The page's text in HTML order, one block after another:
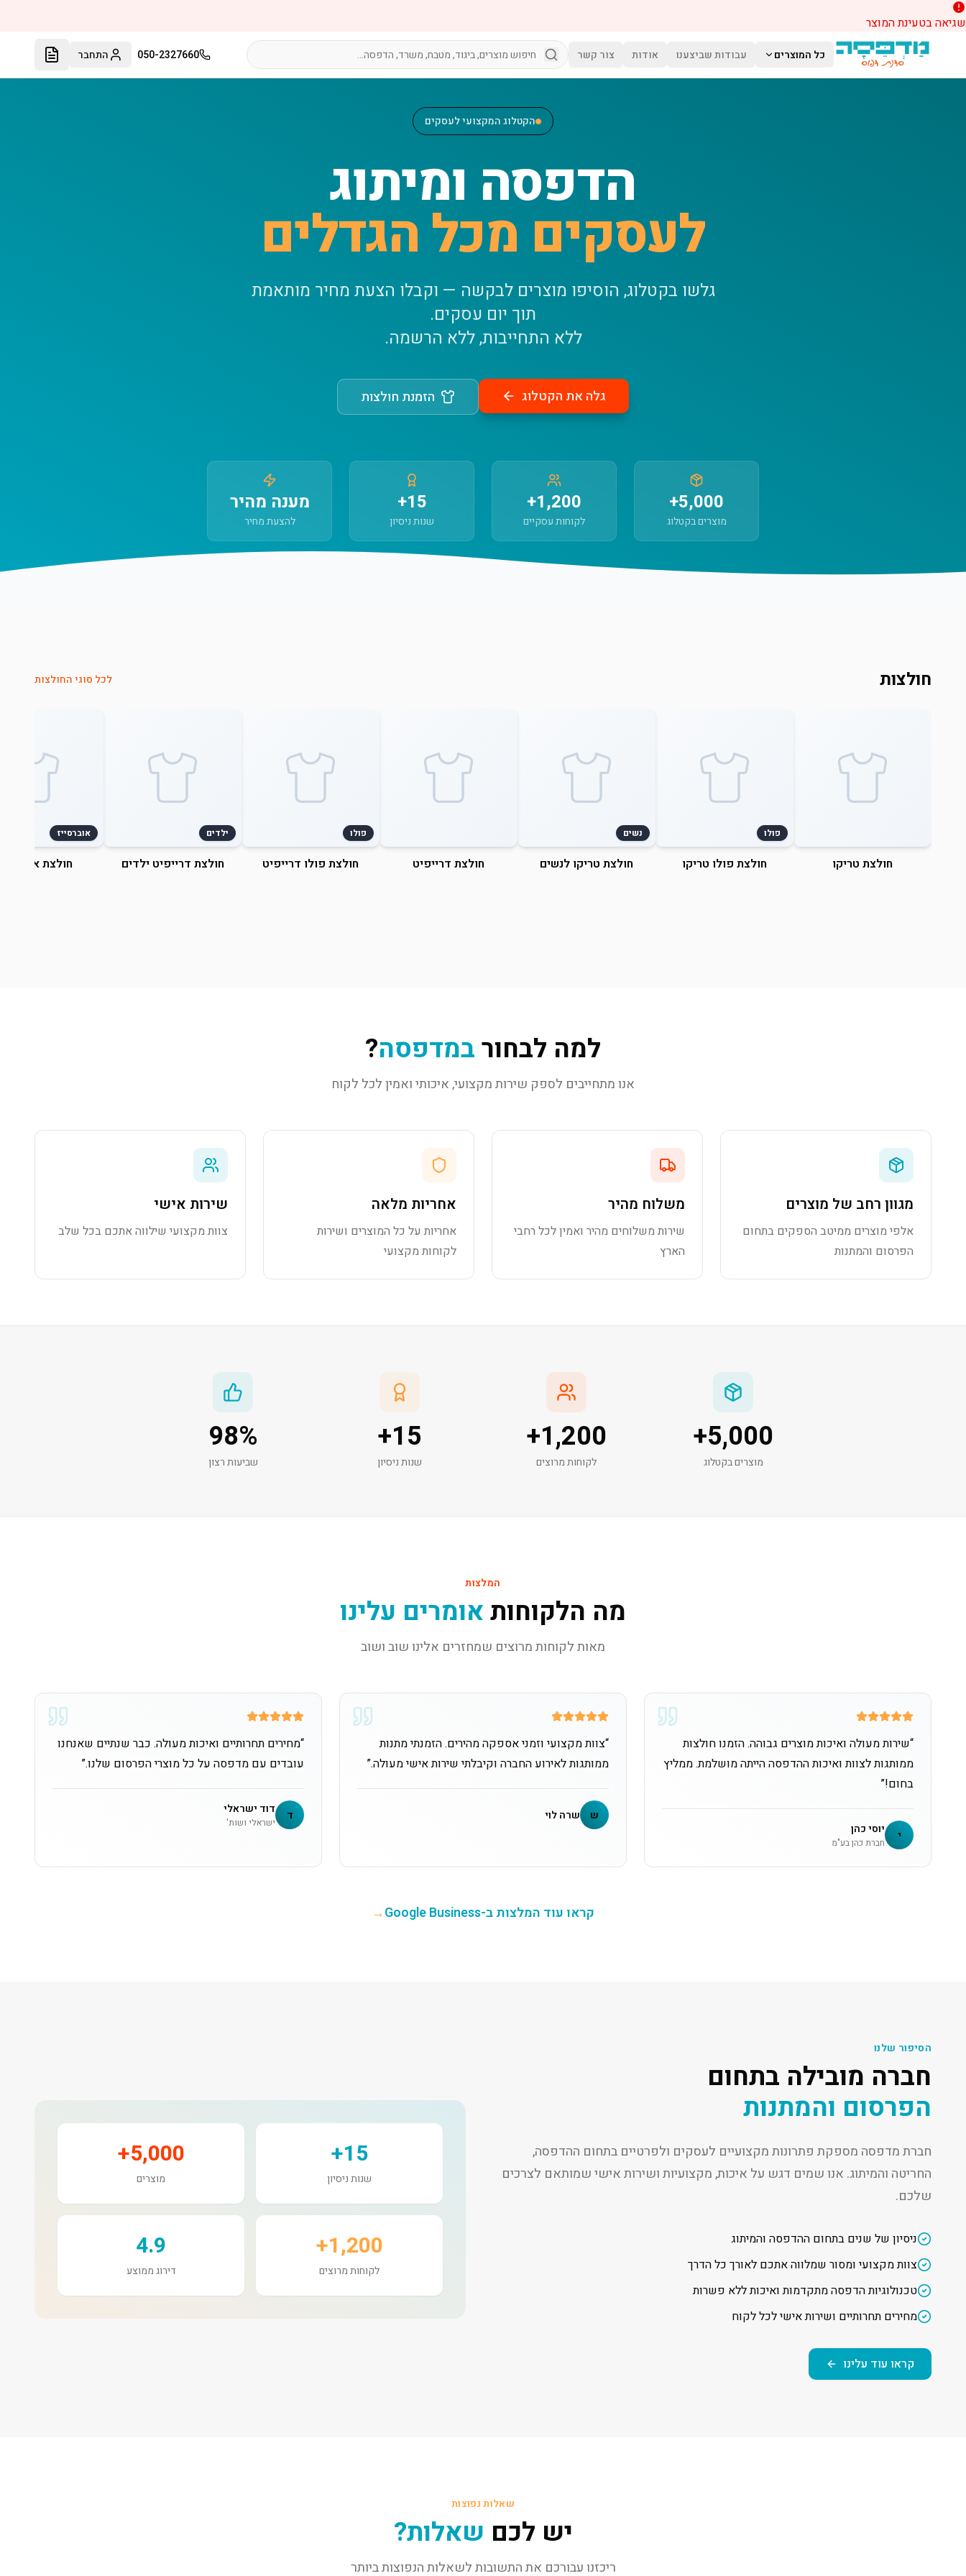
שגיאה בטעינת המוצר
דלג לתוכן הראשי
כל המוצרים עבודות שביצענו אודות צור קשר 050-2327660 התחבר
הקטלוג המקצועי לעסקים
הדפסה ומיתוג
לעסקים מכל הגדלים
גלשו בקטלוג, הוסיפו מוצרים לבקשה — וקבלו הצעת מחיר מותאמת
תוך יום עסקים.
ללא התחייבות, ללא הרשמה.
גלה את הקטלוג הזמנת חולצות
5,000+
מוצרים בקטלוג
1,200+
לקוחות עסקיים
15+
שנות ניסיון
מענה מהיר
להצעת מחיר
חולצות לכל סוגי החולצות
חולצת טריקו
פולו
חולצת פולו טריקו
נשים
חולצת טריקו לנשים חולצת דרייפיט
פולו
חולצת פולו דרייפיט
ילדים
חולצת דרייפיט ילדים
אוברסייז
חולצת
למה לבחורבמדפסה?
אנו מתחייבים לספק שירות מקצועי, איכותי ואמין לכל לקוח
מגוון רחב של מוצרים
אלפי מוצרים ממיטב הספקים בתחום
הפרסום והמתנות
משלוח מהיר
שירות משלוחים מהיר ואמין לכל רחבי
הארץ
אחריות מלאה
אחריות על כל המוצרים ושירות
לקוחות מקצועי
שירות אישי
צוות מקצועי שילווה אתכם בכל שלב
5,000
+
מוצרים בקטלוג
1,200
+
לקוחות מרוצים
15
+
שנות ניסיון
98%
שביעות רצון
המלצות
מה הלקוחותאומרים עלינו
מאות לקוחות מרוצים שמחזרים אלינו שוב ושוב
“שירות מעולה ואיכות מוצרים גבוהה. הזמנו חולצות
ממותגות לצוות ואיכות ההדפסה הייתה מושלמת. ממליץ
בחום!”
י יוסי כהן
חברת כהן בע"מ
“צוות מקצועי וזמני אספקה מהירים. הזמנתי מתנות
ממותגות לאירוע החברה וקיבלתי שירות אישי מעולה.”
ש שרה לוי
“מחירים תחרותיים ואיכות מעולה. כבר שנתיים שאנחנו
עובדים עם מדפסה על כל מוצרי הפרסום שלנו.”
ד דוד ישראלי
ישראלי ושות'
קראו עוד המלצות ב-Google Business →
הסיפור שלנו
חברה מובילה בתחום
הפרסום והמתנות
חברת מדפסה מספקת פתרונות מקצועיים לעסקים ולפרטיים בתחום ההדפסה,
החריטה והמיתוג. אנו שמים דגש על איכות, מקצועיות ושירות אישי שמותאם לצרכים
שלכם.
ניסיון של שנים בתחום ההדפסה והמיתוג
צוות מקצועי ומסור שמלווה אתכם לאורך כל הדרך
טכנולוגיות הדפסה מתקדמות ואיכות ללא פשרות
מחירים תחרותיים ושירות אישי לכל לקוח
קראו עוד עלינו
15+
שנות ניסיון
5,000+
מוצרים
1,200+
לקוחות מרוצים
4.9
דירוג ממוצע
שאלות נפוצות
יש לכם שאלות?
ריכזנו עבורכם את התשובות לשאלות הנפוצות ביותר